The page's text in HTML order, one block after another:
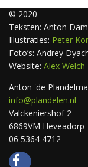
© 2020
Teksten: Anton
Illustraties: Peter
Foto’s: Andrey
Website: Alex Welch
Anton 'de
info@plandelen.nl
Valckeniershof 2
6869VM Heveadorp
06 5364 4712